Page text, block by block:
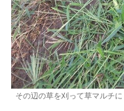
その辺の草を刈って草マルチに